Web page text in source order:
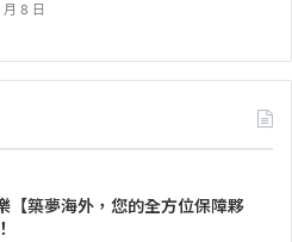
8 日
【築夢海外，您的全方位保障夥